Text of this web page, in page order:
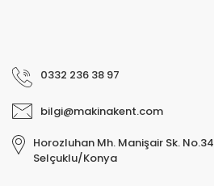
E... K... | 13/02/2026
ihtiyaca cevap veren bir site
Bayram Sen | 22/12/2025
0332 236 38 97
bilgi@makinakent.com
Horozluhan Mh. Manişair Sk. No.34
Selçuklu/Konya